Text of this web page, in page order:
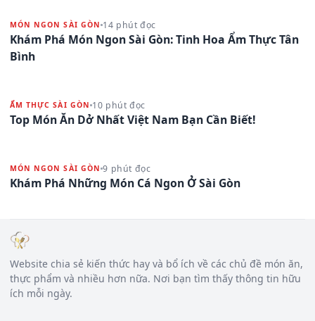
MÓN NGON SÀI GÒN 14 phút đọc
Khám Phá Món Ngon Sài Gòn: Tinh Hoa Ẩm Thực Tân
Bình
ẨM THỰC SÀI GÒN 10 phút đọc
Top Món Ăn Dở Nhất Việt Nam Bạn Cần Biết!
MÓN NGON SÀI GÒN 9 phút đọc
Khám Phá Những Món Cá Ngon Ở Sài Gòn
Website chia sẻ kiến thức hay và bổ ích về các chủ đề món ăn,
thực phẩm và nhiều hơn nữa. Nơi bạn tìm thấy thông tin hữu
ích mỗi ngày.